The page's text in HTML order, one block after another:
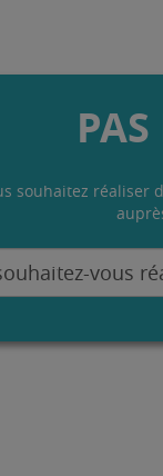
souhaitez réaliser